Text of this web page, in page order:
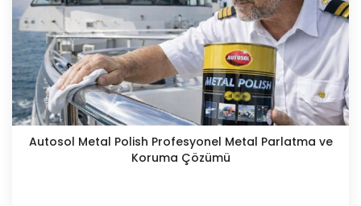
Autosol Metal Polish Profesyonel Metal Parlatma ve
Koruma Çözümü